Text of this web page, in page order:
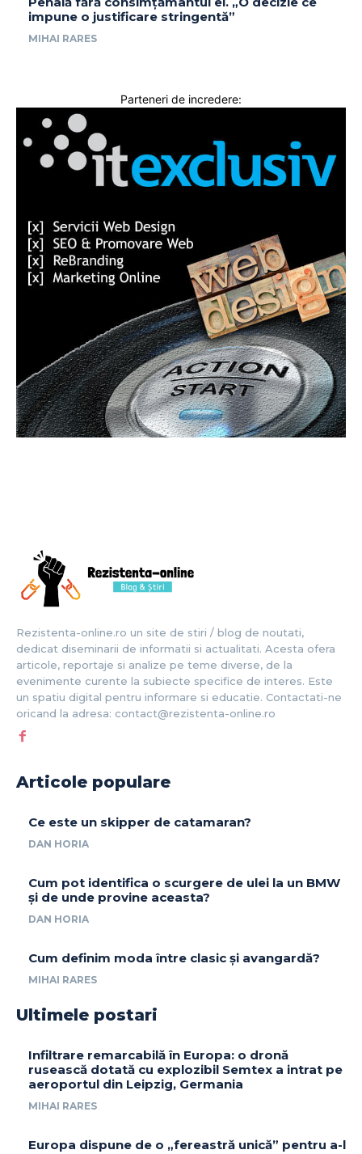
impune o justificare stringentă”
MIHAI RARES
Parteneri de incredere:
Rezistenta-online.ro un site de stiri / blog de noutati,
dedicat diseminarii de informatii si actualitati. Acesta ofera
articole, reportaje si analize pe teme diverse, de la
evenimente curente la subiecte specifice de interes. Este
un spatiu digital pentru informare si educatie. Contactati-ne
oricand la adresa: contact@rezistenta-online.ro
Articole populare
Ce este un skipper de catamaran?
DAN HORIA
Cum pot identifica o scurgere de ulei la un BMW
și de unde provine aceasta?
DAN HORIA
Cum definim moda între clasic și avangardă?
MIHAI RARES
Ultimele postari
Infiltrare remarcabilă în Europa: o dronă
rusească dotată cu explozibil Semtex a intrat pe
aeroportul din Leipzig, Germania
MIHAI RARES
Europa dispune de o „fereastră unică” pentru a-l